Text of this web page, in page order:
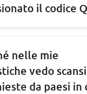
il codice
nelle mie
vedo
da paesi in